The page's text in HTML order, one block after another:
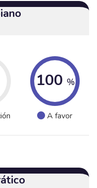
100 %
A favor